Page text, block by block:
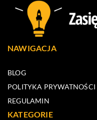
NAWIGACJA
BLOG
POLITYKA PRYWATNOŚCI
REGULAMIN
KATEGORIE